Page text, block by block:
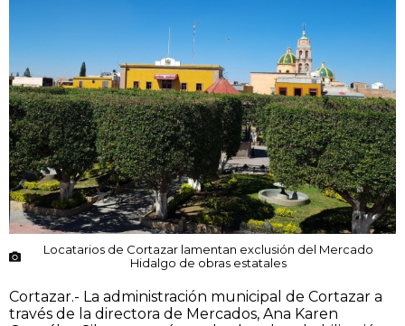
Locatarios de Cortazar lamentan exclusión del Mercado
Hidalgo de obras estatales
Cortazar.- La administración municipal de Cortazar a
través de la directora de Mercados, Ana Karen